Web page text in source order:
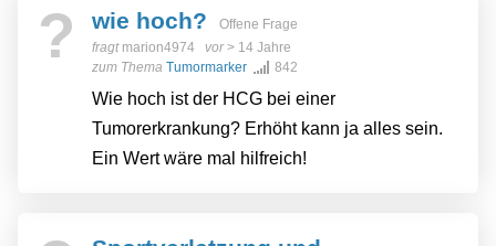
? wie hoch?
Offene Frage
fragt marion4974 vor> 14 Jahre
zum Thema Tumormarker 842
Wie hoch ist der HCG bei einer
Tumorerkrankung? Erhöht kann ja alles sein.
Ein Wert wäre mal hilfreich!